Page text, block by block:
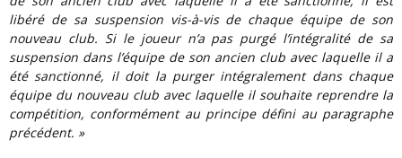
libéré de sa suspension vis-à-vis de chaque équipe de son
nouveau club. Si le joueur n’a pas purgé l’intégralité de sa
suspension dans l’équipe de son ancien club avec laquelle il a
été sanctionné, il doit la purger intégralement dans chaque
équipe du nouveau club avec laquelle il souhaite reprendre la
compétition, conformément au principe défini au paragraphe
précédent. »